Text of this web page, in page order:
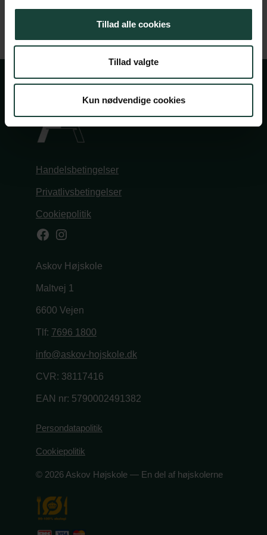
Tillad alle cookies
Tillad valgte
Kun nødvendige cookies
Handelsbetingelser
Privatlivsbetingelser
Cookiepolitik
Facebook
Instagram
Askov Højskole
Maltvej 1
6600 Vejen
Tlf: 7696 1800
info@askov-hojskole.dk
CVR: 38117416
EAN nr: 5790002491382
Persondatapolitik
Cookiepolitik
© 2026 Askov Højskole — En del af højskolerne